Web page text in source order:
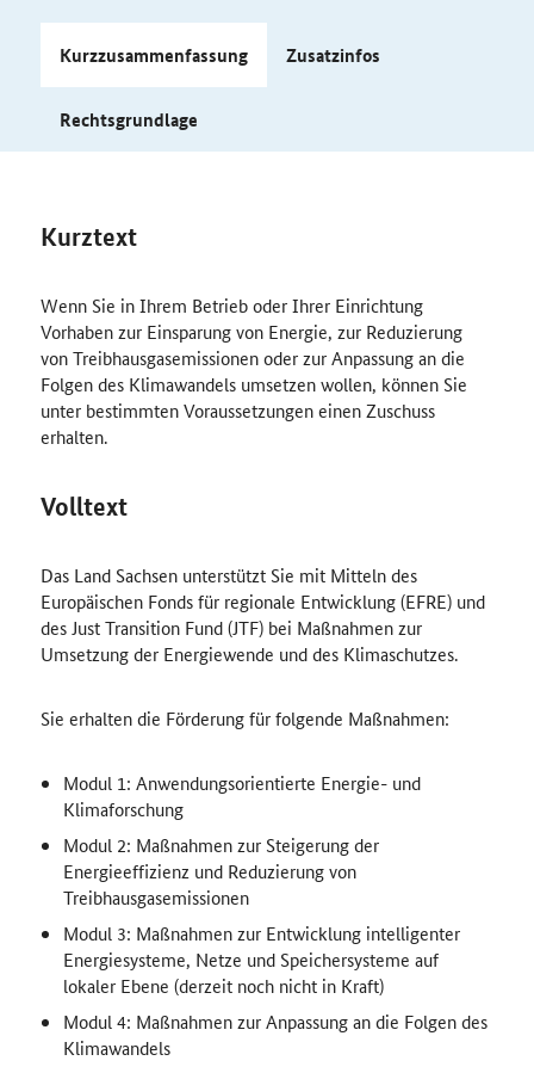
Kurzzusammenfassung Zusatzinfos
Rechtsgrundlage
Kurztext
Wenn Sie in Ihrem Betrieb oder Ihrer Einrichtung
Vorhaben zur Einsparung von Energie, zur Reduzierung
von Treibhausgasemissionen oder zur Anpassung an die
Folgen des Klimawandels umsetzen wollen, können Sie
unter bestimmten Voraussetzungen einen Zuschuss
erhalten.
Volltext
Das Land Sachsen unterstützt Sie mit Mitteln des
Europäischen Fonds für regionale Entwicklung (EFRE) und
des Just Transition Fund (JTF) bei Maßnahmen zur
Umsetzung der Energiewende und des Klimaschutzes.
Sie erhalten die Förderung für folgende Maßnahmen:
Modul 1: Anwendungsorientierte Energie- und
Klimaforschung
Modul 2: Maßnahmen zur Steigerung der
Energieeffizienz und Reduzierung von
Treibhausgasemissionen
Modul 3: Maßnahmen zur Entwicklung intelligenter
Energiesysteme, Netze und Speichersysteme auf
lokaler Ebene (derzeit noch nicht in Kraft)
Modul 4: Maßnahmen zur Anpassung an die Folgen des
Klimawandels